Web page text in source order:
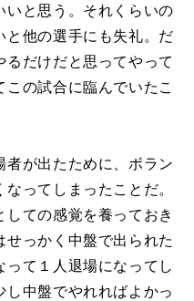
いと思う。それくらいの
他の選手にも失礼。だ
だけだと思ってやって
の試合に臨んでいたこ
が出たために、ボラン
ってしまったことだ。
ての感覚を養っておき
っかく中盤で出られた
て１人退場になってし
し中盤でやれればよかっ